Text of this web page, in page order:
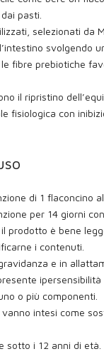
pasti.
selezionati da
svolgendo
fibre prebiotiche
il ripristino
fisiologica con
di 1 flaconcino
per 14 giorni
prodotto è bene
i contenuti.
e in
ipersensibilità
o più componenti.
intesi come
sotto i 12 anni di età.